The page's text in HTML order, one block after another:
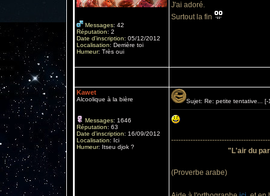
Messages: 42
Réputation: 2
Date d'inscription: 05/12/2012
Localisation: Derrière toi
Humeur: Très oui
J'ai adoré.
Surtout la fin
Kawet
Alcoolique à la bière
Messages: 1646
Réputation: 63
Date d'inscription: 16/09/2012
Localisation: Ici
Humeur: Itseu djok ?
Sujet: Re: petite tentative...
"L'air du
(Proverbe arabe)